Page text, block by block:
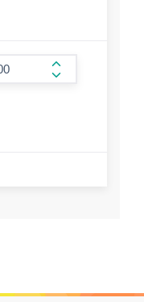
form.increase-